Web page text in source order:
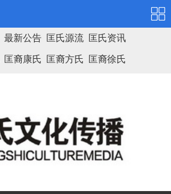
最新公告 匡氏源流 匡氏资讯
匡裔康氏 匡裔方氏 匡裔徐氏